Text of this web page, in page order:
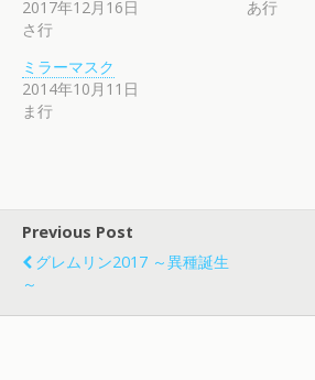
2017年12月16日
さ行
あ行
ミラーマスク
2014年10月11日
ま行
Previous Post
グレムリン2017 ～異種誕生
～